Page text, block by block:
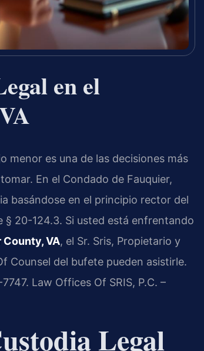
en el
menor es una de las decisiones más
En el Condado de Fauquier,
basándose en el principio rector del
§ 20-124.3. Si usted está enfrentando
VA, el Sr. Sris, Propietario y
Counsel del bufete pueden asistirle.
Law Offices Of SRIS, P.C. –
Legal